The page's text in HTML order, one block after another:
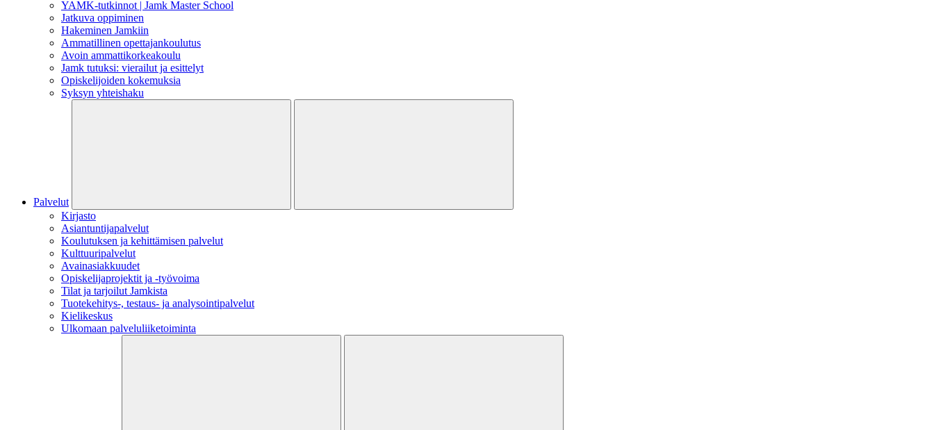
YAMK-tutkinnot | Jamk Master School
Jatkuva oppiminen
Hakeminen Jamkiin
Ammatillinen opettajankoulutus
Avoin ammattikorkeakoulu
Jamk tutuksi: vierailut ja esittelyt
Opiskelijoiden kokemuksia
Syksyn yhteishaku
Palvelut
Kirjasto
Asiantuntijapalvelut
Koulutuksen ja kehittämisen palvelut
Kulttuuripalvelut
Avainasiakkuudet
Opiskelijaprojektit​ ja -työvoima
Tilat ja tarjoilut Jamkista
Tuotekehitys-, testaus- ja analysointipalvelut
Kielikeskus
Ulkomaan palveluliiketoiminta